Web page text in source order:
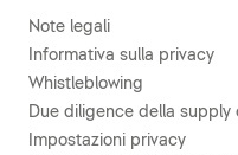
Note legali
Informativa sulla privacy
Whistleblowing
Due diligence della supply
Impostazioni privacy